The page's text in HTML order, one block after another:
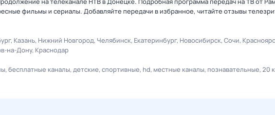
фильмы и сериалы. Добавляйте передачи в избранное, читайте отзывы
Казань Нижний Новгород Челябинск Екатеринбург Новосибирск Сочи
на-Дону Краснодар
бесплатные каналы детские спортивные hd местные каналы познавательные 20